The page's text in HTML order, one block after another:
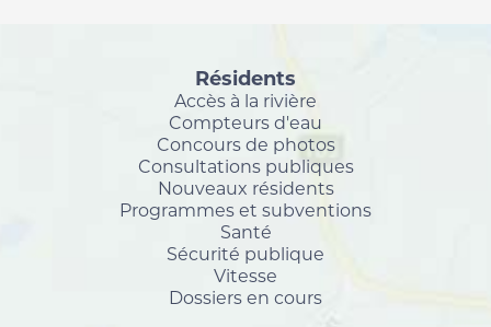
Résidents
Accès à la rivière
Compteurs d'eau
Concours de photos
Consultations publiques
Nouveaux résidents
Programmes et subventions
Santé
Sécurité publique
Vitesse
Dossiers en cours